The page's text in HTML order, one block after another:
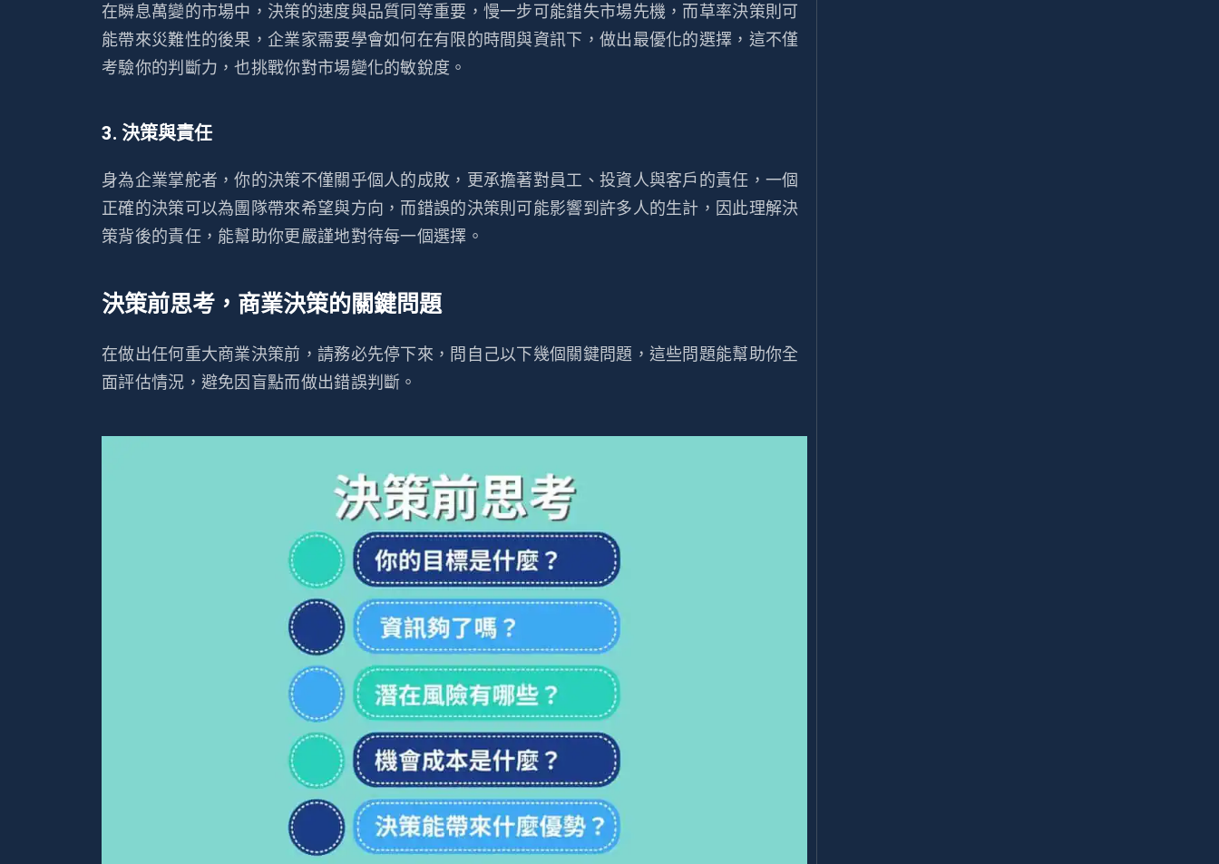
在瞬息萬變的市場中，決策的速度與品質同等重要，慢一步可能錯失市場先機，而草率決策則可
能帶來災難性的後果，企業家需要學會如何在有限的時間與資訊下，做出最優化的選擇，這不僅
考驗你的判斷力，也挑戰你對市場變化的敏銳度。
3. 決策與責任
身為企業掌舵者，你的決策不僅關乎個人的成敗，更承擔著對員工、投資人與客戶的責任，一個
正確的決策可以為團隊帶來希望與方向，而錯誤的決策則可能影響到許多人的生計，因此理解決
策背後的責任，能幫助你更嚴謹地對待每一個選擇。
決策前思考，商業決策的關鍵問題
在做出任何重大商業決策前，請務必先停下來，問自己以下幾個關鍵問題，這些問題能幫助你全
面評估情況，避免因盲點而做出錯誤判斷。